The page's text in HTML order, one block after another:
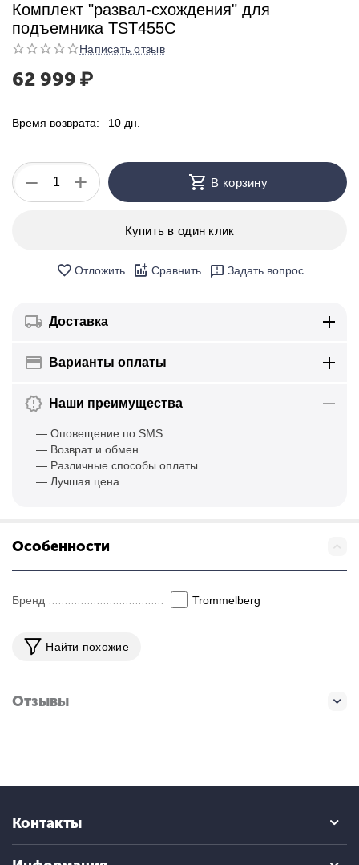
Комплект "развал-схождения" для
подъемника TST455C
Написать отзыв
62 999 ₽
Время возврата: 10 дн.
+
− В корзину
Купить в один клик
Отложить Сравнить Задать вопрос
Доставка
Варианты оплаты
Наши преимущества
— Оповещение по SMS
— Возврат и обмен
— Различные способы оплаты
— Лучшая цена
Особенности
Бренд Trommelberg
Найти похожие
Отзывы
Контакты